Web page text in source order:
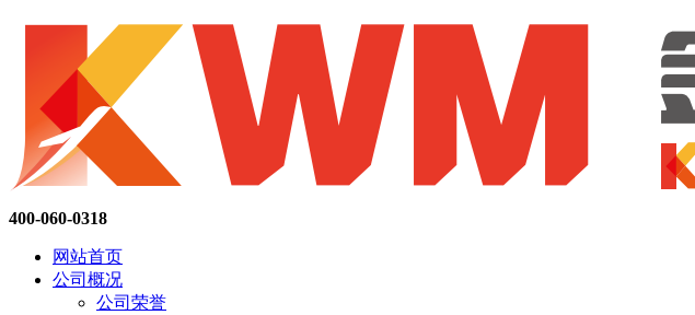
400-060-0318
网站首页
公司概况
公司荣誉